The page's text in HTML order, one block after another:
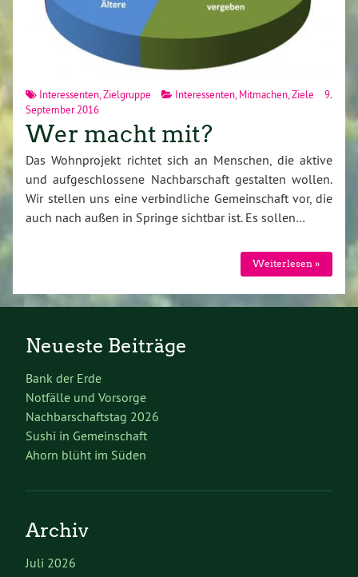
Interessenten Zielgruppe Interessenten Mitmachen Ziele
9.
September 2016
Wer macht mit?
Das Wohnprojekt richtet sich an Menschen, die aktive
und aufgeschlossene Nachbarschaft gestalten wollen.
Wir stellen uns eine verbindliche Gemeinschaft vor, die
auch nach außen in Springe sichtbar ist. Es sollen…
Weiterlesen »
Neueste Beiträge
Bank der Erde
Notfälle und Vorsorge
Nachbarschaftstag 2026
Sushi in Gemeinschaft
Ahorn blüht im Süden
Archiv
Juli 2026